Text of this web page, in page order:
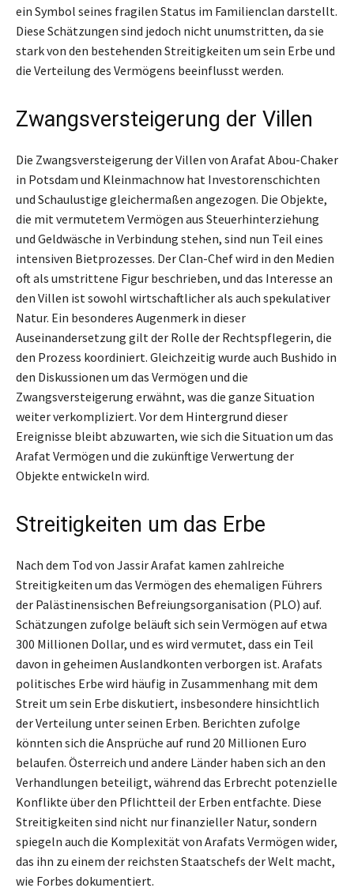
ein Symbol seines fragilen Status im Familienclan darstellt.
Diese Schätzungen sind jedoch nicht unumstritten, da sie
stark von den bestehenden Streitigkeiten um sein Erbe und
die Verteilung des Vermögens beeinflusst werden.
Zwangsversteigerung der Villen
Die Zwangsversteigerung der Villen von Arafat Abou-Chaker
in Potsdam und Kleinmachnow hat Investorenschichten
und Schaulustige gleichermaßen angezogen. Die Objekte,
die mit vermutetem Vermögen aus Steuerhinterziehung
und Geldwäsche in Verbindung stehen, sind nun Teil eines
intensiven Bietprozesses. Der Clan-Chef wird in den Medien
oft als umstrittene Figur beschrieben, und das Interesse an
den Villen ist sowohl wirtschaftlicher als auch spekulativer
Natur. Ein besonderes Augenmerk in dieser
Auseinandersetzung gilt der Rolle der Rechtspflegerin, die
den Prozess koordiniert. Gleichzeitig wurde auch Bushido in
den Diskussionen um das Vermögen und die
Zwangsversteigerung erwähnt, was die ganze Situation
weiter verkompliziert. Vor dem Hintergrund dieser
Ereignisse bleibt abzuwarten, wie sich die Situation um das
Arafat Vermögen und die zukünftige Verwertung der
Objekte entwickeln wird.
Streitigkeiten um das Erbe
Nach dem Tod von Jassir Arafat kamen zahlreiche
Streitigkeiten um das Vermögen des ehemaligen Führers
der Palästinensischen Befreiungsorganisation (PLO) auf.
Schätzungen zufolge beläuft sich sein Vermögen auf etwa
300 Millionen Dollar, und es wird vermutet, dass ein Teil
davon in geheimen Auslandkonten verborgen ist. Arafats
politisches Erbe wird häufig in Zusammenhang mit dem
Streit um sein Erbe diskutiert, insbesondere hinsichtlich
der Verteilung unter seinen Erben. Berichten zufolge
könnten sich die Ansprüche auf rund 20 Millionen Euro
belaufen. Österreich und andere Länder haben sich an den
Verhandlungen beteiligt, während das Erbrecht potenzielle
Konflikte über den Pflichtteil der Erben entfachte. Diese
Streitigkeiten sind nicht nur finanzieller Natur, sondern
spiegeln auch die Komplexität von Arafats Vermögen wider,
das ihn zu einem der reichsten Staatschefs der Welt macht,
wie Forbes dokumentiert.